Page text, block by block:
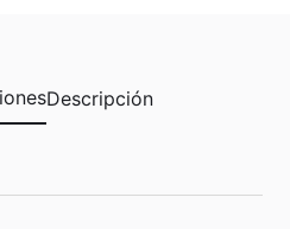
Descripción